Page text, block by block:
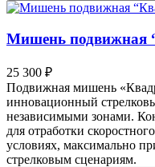
Мишень подвижная
25 300 ₽
Подвижная мишень
инновационный
независимыми зонами.
для отработки
условиях, максимально
стрелковым сценариям.